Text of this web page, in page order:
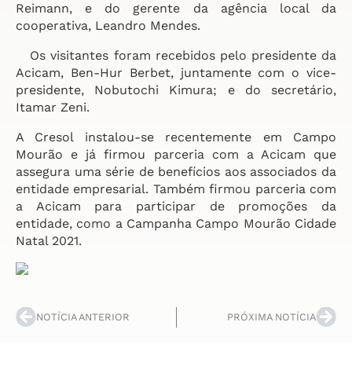
Reimann, e do gerente da agência local da
cooperativa, Leandro Mendes.
Os visitantes foram recebidos pelo presidente da
Acicam, Ben-Hur Berbet, juntamente com o vice-
presidente, Nobutochi Kimura; e do secretário,
Itamar Zeni.
A Cresol instalou-se recentemente em Campo
Mourão e já firmou parceria com a Acicam que
assegura uma série de benefícios aos associados da
entidade empresarial. Também firmou parceria com
a Acicam para participar de promoções da
entidade, como a Campanha Campo Mourão Cidade
Natal 2021.
NOTÍCIA ANTERIOR PRÓXIMA NOTÍCIA